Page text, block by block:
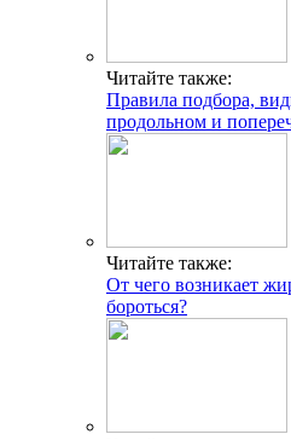
Читайте также:
Правила подбора,
продольном и
Читайте также:
От чего возникает
бороться?